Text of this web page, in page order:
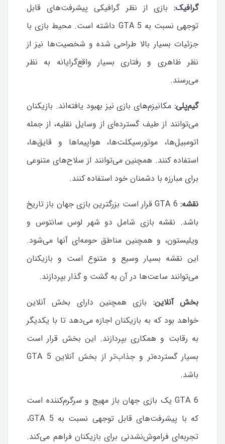
گرافیک: بازی از نظر گرافیکی پیشرفت‌های قابل
توجهی نسبت به GTA 5 داشته است. محیط بازی با
جزئیات بسیار بالا طراحی شده و شخصیت‌ها نیز از
نظر ظاهری و رفتاری بسیار واقع‌گرایانه به نظر
می‌رسند.
گیم‌پلی: مکانیزم‌های بازی نیز بهبود یافته‌اند. بازیکنان
می‌توانند از طیف گسترده‌ای از وسایل نقلیه، از جمله
اتومبیل‌ها، موتورسیکلت‌ها، هواپیماها و قایق‌ها،
استفاده کنند. همچنین می‌توانند از سلاح‌های متنوعی
برای مبارزه با دشمنان خود استفاده کنند.
نقشه:
GTA 6 قرار است بزرگترین بازی جهان باز تاریخ
باشد. نقشه بازی شامل دو شهر لوس سانتوس و
ویلیستون، و همچنین مناطق حومه‌ای آنها می‌شود.
این نقشه بسیار وسیع و متنوع است و بازیکنان
می‌توانند ساعت‌ها در آن به گشت و گذار بپردازند.
بخش آنلاین: بازی همچنین دارای بخش آنلاین
خواهد بود که به بازیکنان اجازه می‌دهد تا با یکدیگر
به رقابت و همکاری بپردازند. این بخش قرار است
بسیار گسترده‌تر و جذاب‌تر از بخش آنلاین GTA 5
باشد.
GTA 6 یک بازی جهان باز مهیج و سرگرم‌کننده است
که با پیشرفت‌های قابل توجهی نسبت به GTA 5،
تجربه‌ای فراموش‌نشدنی برای بازیکنان فراهم می‌کند.